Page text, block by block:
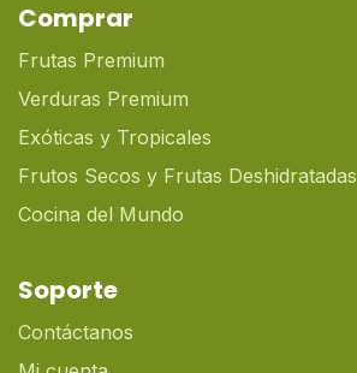
Comprar
Frutas Premium
Verduras Premium
Exóticas y Tropicales
Frutos Secos y Frutas Deshidratadas
Cocina del Mundo
Soporte
Contáctanos